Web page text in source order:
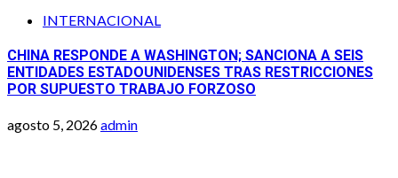
INTERNACIONAL
CHINA RESPONDE A WASHINGTON; SANCIONA A SEIS
ENTIDADES ESTADOUNIDENSES TRAS RESTRICCIONES
POR SUPUESTO TRABAJO FORZOSO
agosto 5, 2026admin